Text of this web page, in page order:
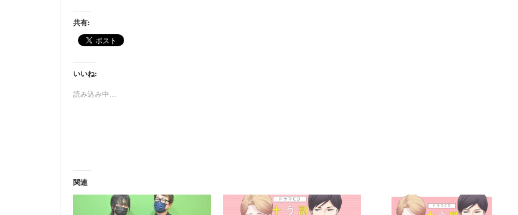
共有:
いいね:
読み込み中…
関連